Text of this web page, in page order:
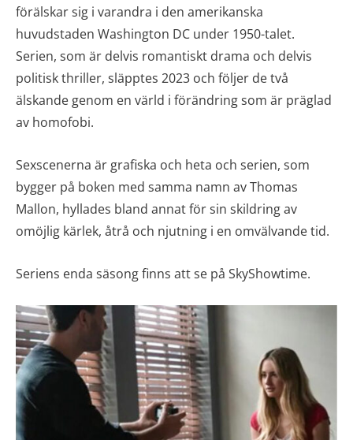
förälskar sig i varandra i den amerikanska
huvudstaden Washington DC under 1950-talet.
Serien, som är delvis romantiskt drama och delvis
politisk thriller, släpptes 2023 och följer de två
älskande genom en värld i förändring som är präglad
av homofobi.
Sexscenerna är grafiska och heta och serien, som
bygger på boken med samma namn av Thomas
Mallon, hyllades bland annat för sin skildring av
omöjlig kärlek, åtrå och njutning i en omvälvande tid.
Seriens enda säsong finns att se på SkyShowtime.